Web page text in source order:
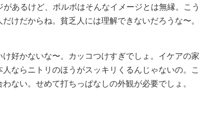
あるけど、ボルボはそんなイメージとは無縁。こう
けだからね。貧乏人には理解できないだろうな〜。
好かないな〜。カッコつけすぎでしょ。イケアの家
ならニトリのほうがスッキリくるんじゃないの。こ
ない。せめて打ちっぱなしの外観が必要でしょ。